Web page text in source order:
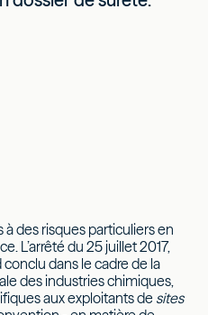
à des risques particuliers en
L’arrêté du 25 juillet 2017,
dans le cadre de la
des industries chimiques,
aux exploitants de sites